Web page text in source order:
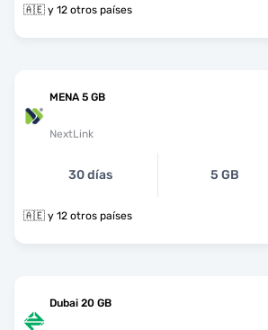
🇦🇪 y 12 otros países
MENA 5 GB
NextLink
30 días 5 GB
🇦🇪 y 12 otros países
Dubai 20 GB